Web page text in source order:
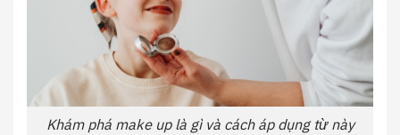
Khám phá make up là gì và cách áp dụng từ này